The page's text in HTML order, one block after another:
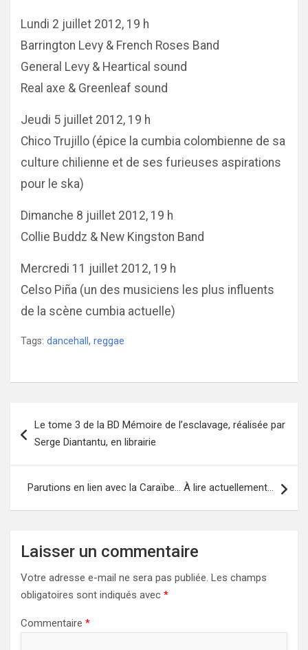
Lundi 2 juillet 2012, 19 h
Barrington Levy & French Roses Band
General Levy & Heartical sound
Real axe & Greenleaf sound
Jeudi 5 juillet 2012, 19 h
Chico Trujillo (épice la cumbia colombienne de sa
culture chilienne et de ses furieuses aspirations
pour le ska)
Dimanche 8 juillet 2012, 19 h
Collie Buddz & New Kingston Band
Mercredi 11 juillet 2012, 19 h
Celso Piña (un des musiciens les plus influents
de la scène cumbia actuelle)
Tags: dancehall , reggae
de
Le tome 3 de la BD Mémoire de l’esclavage, réalisée par
Serge Diantantu, en librairie
Parutions en lien avec la Caraïbe… À lire actuellement…
Laisser un commentaire
Votre adresse e-mail ne sera pas publiée. Les champs
obligatoires sont indiqués avec *
Commentaire *